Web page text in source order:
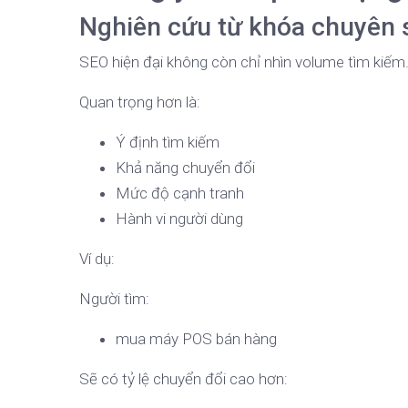
Nghiên cứu từ khóa chuyên
SEO hiện đại không còn chỉ nhìn volume tìm kiếm.
Quan trọng hơn là:
Ý định tìm kiếm
Khả năng chuyển đổi
Mức độ cạnh tranh
Hành vi người dùng
Ví dụ:
Người tìm:
mua máy POS bán hàng
Sẽ có tỷ lệ chuyển đổi cao hơn: